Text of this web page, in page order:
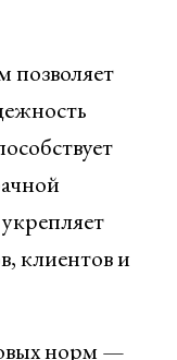
позволяет
клиентов и
норм —